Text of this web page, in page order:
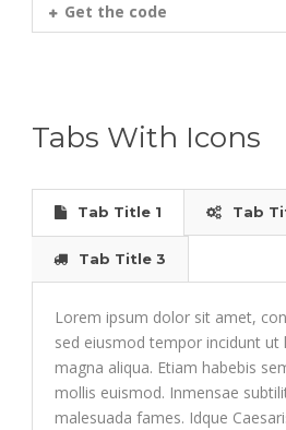
Get the code
Tabs With Icons
Tab Title 1 Tab
Tab Title 3
Lorem ipsum dolor sit amet,
sed eiusmod tempor incidunt ut
magna aliqua. Etiam habebis
mollis euismod. Inmensae
malesuada fames. Idque